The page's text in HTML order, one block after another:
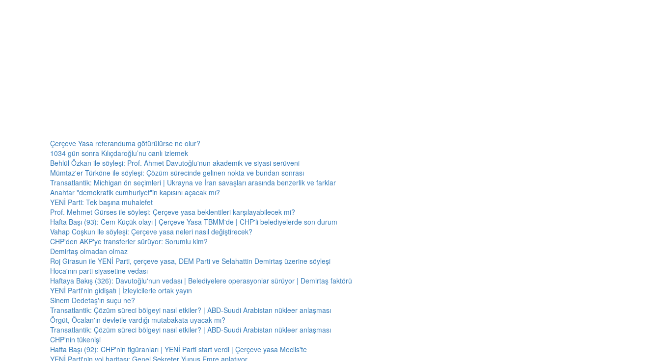
Çerçeve Yasa referanduma götürülürse ne olur?
1034 gün sonra Kılıçdaroğlu’nu canlı izlemek
Behlül Özkan ile söyleşi: Prof. Ahmet Davutoğlu'nun akademik ve siyasi serüveni
Mümtaz'er Türköne ile söyleşi: Çözüm sürecinde gelinen nokta ve bundan sonrası
Transatlantik: Michigan ön seçimleri | Ukrayna ve İran savaşları arasında benzerlik ve farklar
Anahtar "demokratik cumhuriyet"in kapısını açacak mı?
YENİ Parti: Tek başına muhalefet
Prof. Mehmet Gürses ile söyleşi: Çerçeve yasa beklentileri karşılayabilecek mi?
Hafta Başı (93): Cem Küçük olayı | Çerçeve Yasa TBMM'de | CHP'li belediyelerde son durum
Vahap Coşkun ile söyleşi: Çerçeve yasa neleri nasıl değiştirecek?
CHP'den AKP'ye transferler sürüyor: Sorumlu kim?
Demirtaş olmadan olmaz
Roj Girasun ile YENİ Parti, çerçeve yasa, DEM Parti ve Selahattin Demirtaş üzerine söyleşi
Hoca'nın parti siyasetine vedası
Haftaya Bakış (326): Davutoğlu'nun vedası | Belediyelere operasyonlar sürüyor | Demirtaş faktörü
YENİ Parti'nin gidişatı | İzleyicilerle ortak yayın
Sinem Dedetaş'ın suçu ne?
Transatlantik: Çözüm süreci bölgeyi nasıl etkiler? | ABD-Suudi Arabistan nükleer anlaşması
Örgüt, Öcalan'ın devletle vardığı mutabakata uyacak mı?
Transatlantik: Çözüm süreci bölgeyi nasıl etkiler? | ABD-Suudi Arabistan nükleer anlaşması
CHP'nin tükenişi
Hafta Başı (92): CHP'nin figüranları | YENİ Parti start verdi | Çerçeve yasa Meclis'te
YENİ Parti'nin yol haritası: Genel Sekreter Yunus Emre anlatıyor